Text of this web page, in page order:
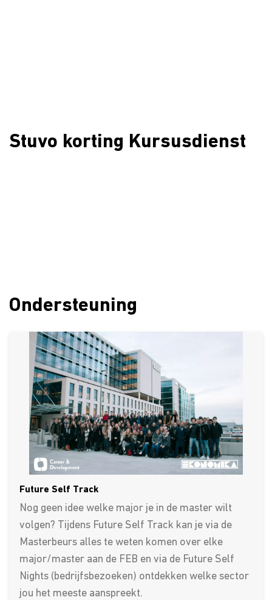
Stuvo korting Kursusdienst
Ondersteuning
Future Self Track
Nog geen idee welke major je in de master wilt
volgen? Tijdens Future Self Track kan je via de
Masterbeurs alles te weten komen over elke
major/master aan de FEB en via de Future Self
Nights (bedrijfsbezoeken) ontdekken welke sector
jou het meeste aanspreekt.